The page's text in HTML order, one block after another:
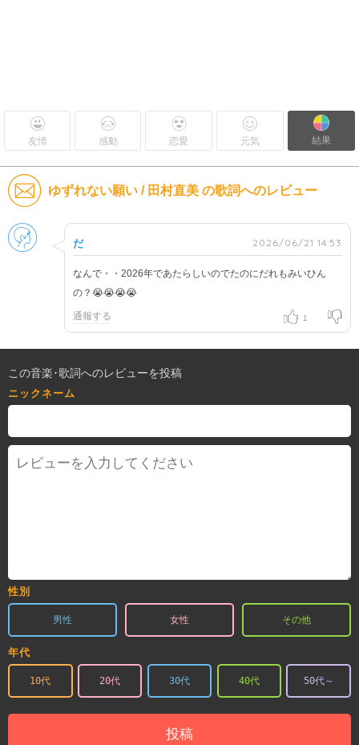
友情 感動 恋愛 元気 結果
ゆずれない願い / 田村直美 の歌詞へのレビュー
男性
だ 2026/06/21 14:53
なんで・・2026年であたらしいのでたのにだれもみいひん
の？😭😭😭😭
通報する 1
この音楽･歌詞へのレビューを投稿
ニックネーム
性別
男性 女性 その他
年代
10代 20代 30代 40代 50代～
投稿